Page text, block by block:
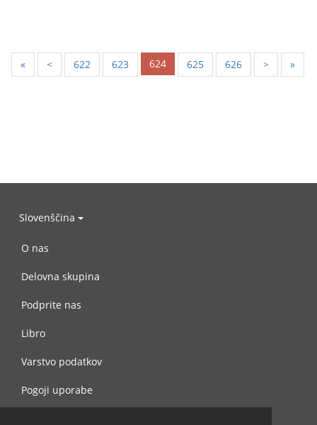
« < 622 623 624 625 626 > »
Slovenščina
O nas
Delovna skupina
Podprite nas
Libro
Varstvo podatkov
Pogoji uporabe